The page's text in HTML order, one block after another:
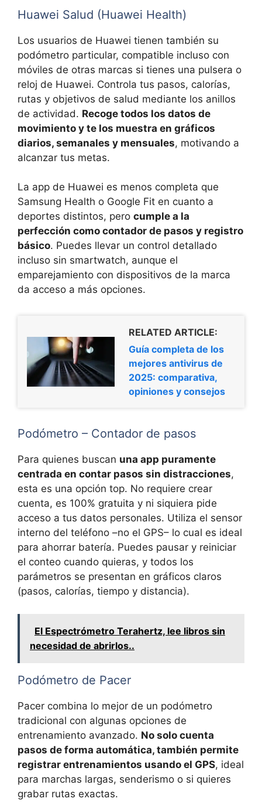
Huawei Salud (Huawei Health)
Los usuarios de Huawei tienen también su
podómetro particular, compatible incluso con
móviles de otras marcas si tienes una pulsera o
reloj de Huawei. Controla tus pasos, calorías,
rutas y objetivos de salud mediante los anillos
de actividad. Recoge todos los datos de
movimiento y te los muestra en gráficos
diarios, semanales y mensuales, motivando a
alcanzar tus metas.
La app de Huawei es menos completa que
Samsung Health o Google Fit en cuanto a
deportes distintos, pero cumple a la
perfección como contador de pasos y registro
básico. Puedes llevar un control detallado
incluso sin smartwatch, aunque el
emparejamiento con dispositivos de la marca
da acceso a más opciones.
RELATED ARTICLE:
Guía completa de los
mejores antivirus de
2025: comparativa,
opiniones y consejos
Podómetro – Contador de pasos
Para quienes buscan una app puramente
centrada en contar pasos sin distracciones,
esta es una opción top. No requiere crear
cuenta, es 100% gratuita y ni siquiera pide
acceso a tus datos personales. Utiliza el sensor
interno del teléfono –no el GPS– lo cual es ideal
para ahorrar batería. Puedes pausar y reiniciar
el conteo cuando quieras, y todos los
parámetros se presentan en gráficos claros
(pasos, calorías, tiempo y distancia).
El Espectrómetro Terahertz, lee libros sin
necesidad de abrirlos..
Podómetro de Pacer
Pacer combina lo mejor de un podómetro
tradicional con algunas opciones de
entrenamiento avanzado. No solo cuenta
pasos de forma automática, también permite
registrar entrenamientos usando el GPS, ideal
para marchas largas, senderismo o si quieres
grabar rutas exactas.